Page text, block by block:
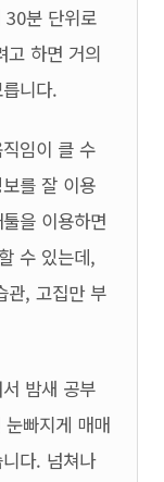
30분 단위로
고 하면 거의
니다.
임이 클 수
를 잘 이용
을 이용하면
수 있는데,
관, 고집만 부
밤새 공부
빠지게 매매
다. 넘쳐나